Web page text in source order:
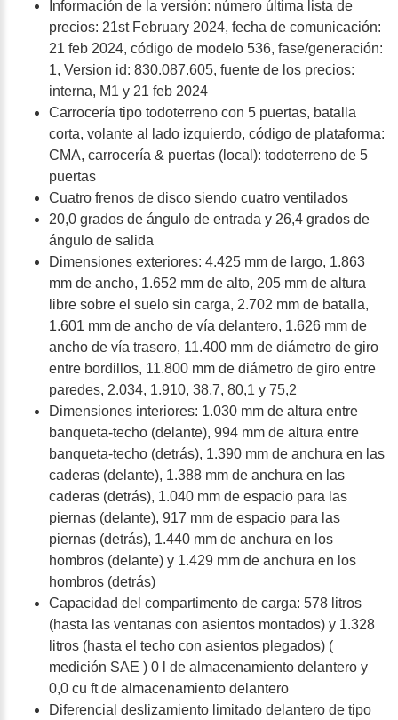
Información de la versión: número última lista de
precios: 21st February 2024, fecha de comunicación:
21 feb 2024, código de modelo 536, fase/generación:
1, Version id: 830.087.605, fuente de los precios:
interna, M1 y 21 feb 2024
Carrocería tipo todoterreno con 5 puertas, batalla
corta, volante al lado izquierdo, código de plataforma:
CMA, carrocería & puertas (local): todoterreno de 5
puertas
Cuatro frenos de disco siendo cuatro ventilados
20,0 grados de ángulo de entrada y 26,4 grados de
ángulo de salida
Dimensiones exteriores: 4.425 mm de largo, 1.863
mm de ancho, 1.652 mm de alto, 205 mm de altura
libre sobre el suelo sin carga, 2.702 mm de batalla,
1.601 mm de ancho de vía delantero, 1.626 mm de
ancho de vía trasero, 11.400 mm de diámetro de giro
entre bordillos, 11.800 mm de diámetro de giro entre
paredes, 2.034, 1.910, 38,7, 80,1 y 75,2
Dimensiones interiores: 1.030 mm de altura entre
banqueta-techo (delante), 994 mm de altura entre
banqueta-techo (detrás), 1.390 mm de anchura en las
caderas (delante), 1.388 mm de anchura en las
caderas (detrás), 1.040 mm de espacio para las
piernas (delante), 917 mm de espacio para las
piernas (detrás), 1.440 mm de anchura en los
hombros (delante) y 1.429 mm de anchura en los
hombros (detrás)
Capacidad del compartimento de carga: 578 litros
(hasta las ventanas con asientos montados) y 1.328
litros (hasta el techo con asientos plegados) (
medición SAE ) 0 l de almacenamiento delantero y
0,0 cu ft de almacenamiento delantero
Diferencial deslizamiento limitado delantero de tipo